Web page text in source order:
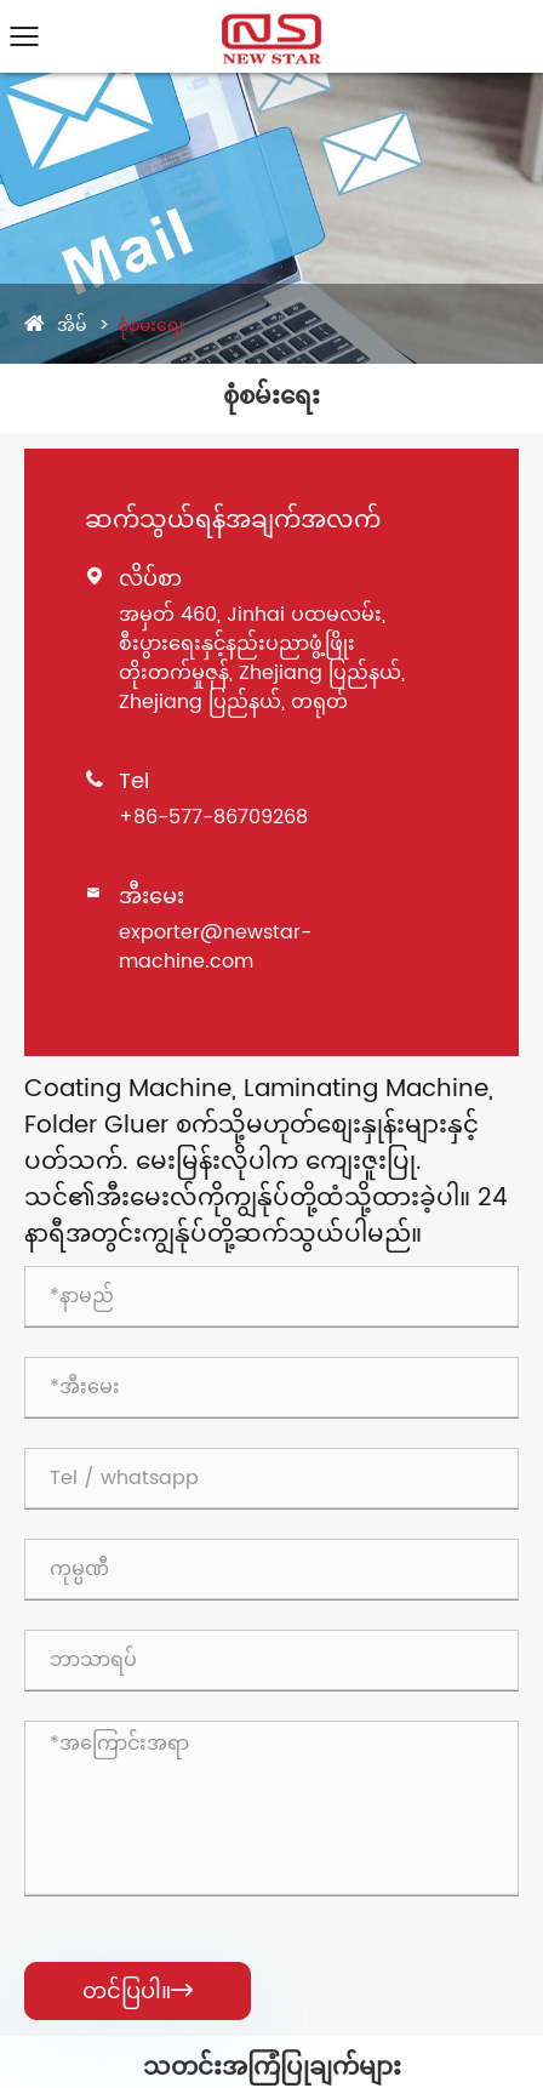
အိမ် စုံစမ်းရေး
စုံစမ်းရေး
ဆက်သွယ်ရန်အချက်အလက်
 လိပ်စာ
အမှတ် 460, Jinhai ပထမလမ်း,
စီးပွားရေးနှင့်နည်းပညာဖွံ့ဖြိုး
တိုးတက်မှုဇုန်, Zhejiang ပြည်နယ်,
Zhejiang ပြည်နယ်, တရုတ်
 Tel
+86-577-86709268
 အီးမေး
exporter@newstar-
machine.com
Coating Machine, Laminating Machine,
Folder Gluer စက်သို့မဟုတ်စျေးနှုန်းများနှင့်
ပတ်သက်. မေးမြန်းလိုပါက ကျေးဇူးပြု.
သင်၏အီးမေးလ်ကိုကျွန်ုပ်တို့ထံသို့ထားခဲ့ပါ။ 24
နာရီအတွင်းကျွန်ုပ်တို့ဆက်သွယ်ပါမည်။
တင်ပြပါ။
သတင်းအကြံပြုချက်များ